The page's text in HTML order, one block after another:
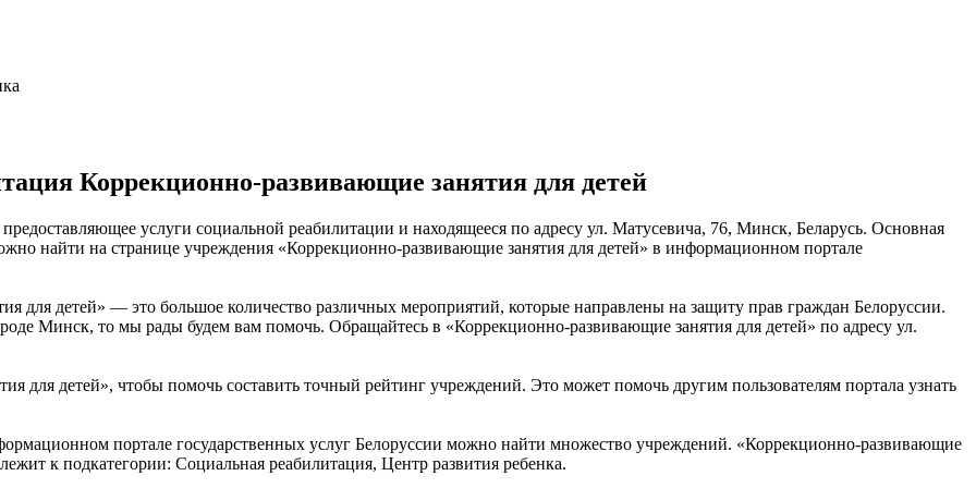
Коррекционно-развивающие занятия для детей
услуги социальной реабилитации и находящееся по адресу ул. Матусевича, 76, Минск, Беларусь. Основная
найти на странице учреждения «Коррекционно-развивающие занятия для детей» в информационном портале
для детей» — это большое количество различных мероприятий, которые направлены на защиту прав граждан Белоруссии.
Минск, то мы рады будем вам помочь. Обращайтесь в «Коррекционно-развивающие занятия для детей» по адресу ул.
для детей», чтобы помочь составить точный рейтинг учреждений. Это может помочь другим пользователям портала узнать
портале государственных услуг Белоруссии можно найти множество учреждений. «Коррекционно-развивающие
к подкатегории: Социальная реабилитация, Центр развития ребенка.